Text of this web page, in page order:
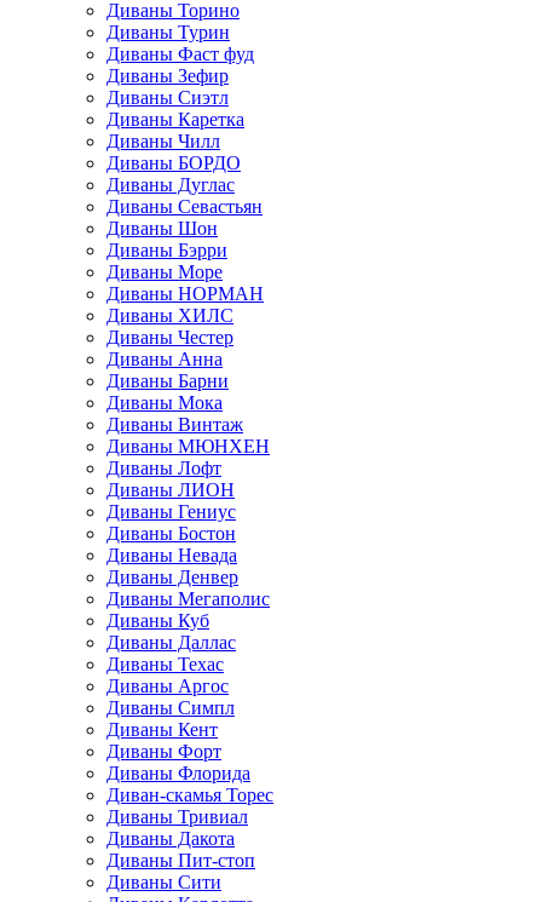
Диваны Торино
Диваны Турин
Диваны Фаст фуд
Диваны Зефир
Диваны Сиэтл
Диваны Каретка
Диваны Чилл
Диваны БОРДО
Диваны Дуглас
Диваны Севастьян
Диваны Шон
Диваны Бэрри
Диваны Море
Диваны НОРМАН
Диваны ХИЛС
Диваны Честер
Диваны Анна
Диваны Барни
Диваны Мока
Диваны Винтаж
Диваны МЮНХЕН
Диваны Лофт
Диваны ЛИОН
Диваны Гениус
Диваны Бостон
Диваны Невада
Диваны Денвер
Диваны Мегаполис
Диваны Куб
Диваны Даллас
Диваны Техас
Диваны Аргос
Диваны Симпл
Диваны Кент
Диваны Форт
Диваны Флорида
Диван-скамья Торес
Диваны Тривиал
Диваны Дакота
Диваны Пит-стоп
Диваны Сити